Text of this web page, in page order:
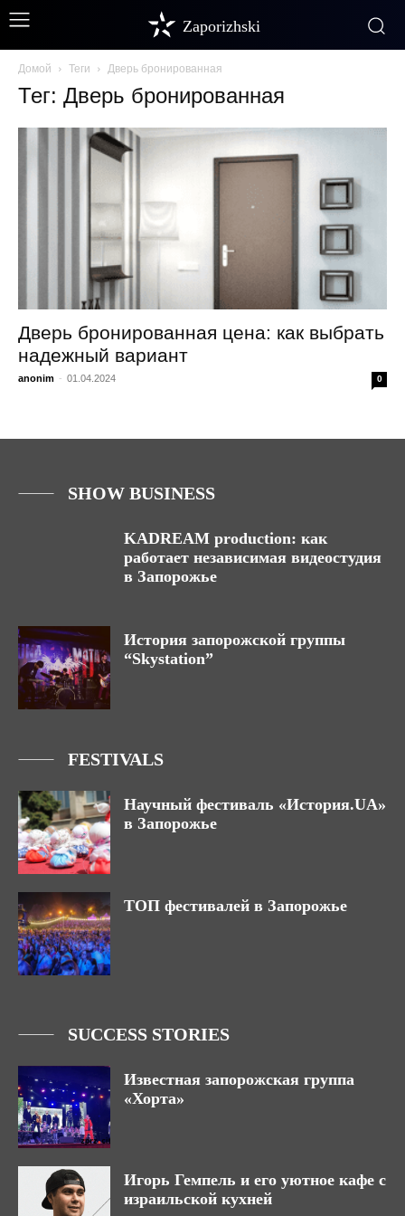
Zaporizhski
Домой Теги Дверь бронированная
Тег: Дверь бронированная
Дверь бронированная цена: как выбрать
надежный вариант
anonim - 01.04.2024 0
SHOW BUSINESS
KADREAM production: как
работает независимая видеостудия
в Запорожье
История запорожской группы
“Skystation”
FESTIVALS
Научный фестиваль «История.UA»
в Запорожье
ТОП фестивалей в Запорожье
SUCCESS STORIES
Известная запорожская группа
«Хорта»
Игорь Гемпель и его уютное кафе с
израильской кухней